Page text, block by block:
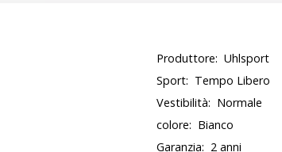
Produttore: Uhlsport
Sport: Tempo Libero
Vestibilità: Normale
colore: Bianco
Garanzia: 2 anni